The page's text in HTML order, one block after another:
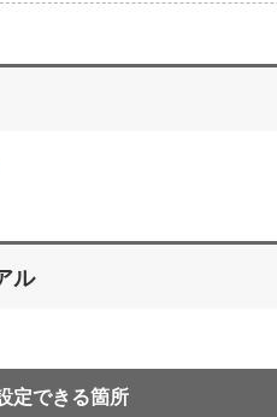
ル
定できる箇所